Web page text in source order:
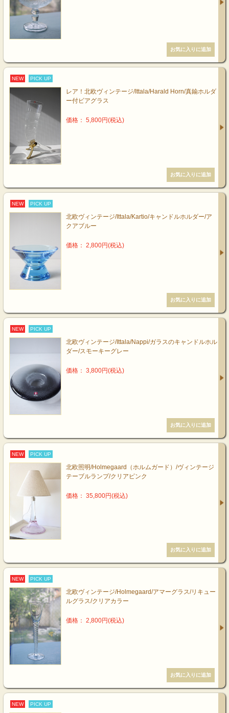
NEW PICK UP
レア！北欧ヴィンテージ/Ittala/Harald Horn/真鍮ホルダ
ー付ビアグラス
価格： 5,800円(税込)
NEW PICK UP
北欧ヴィンテージ/Ittala/Kartio/キャンドルホルダー/ア
クアブルー
価格： 2,800円(税込)
NEW PICK UP
北欧ヴィンテージ/Ittala/Nappi/ガラスのキャンドルホル
ダー/スモーキーグレー
価格： 3,800円(税込)
NEW PICK UP
北欧照明/Holmegaard（ホルムガード）/ヴィンテージ
テーブルランプ/クリアピンク
価格： 35,800円(税込)
NEW PICK UP
北欧ヴィンテージ/Holmegaard/アマーグラス/リキュー
ルグラス/クリアカラー
価格： 2,800円(税込)
NEW PICK UP